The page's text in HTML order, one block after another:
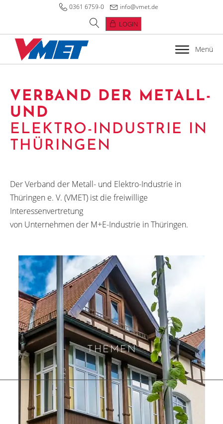
0361 6759-0 info@vmet.de
LOGIN
Menü
VERBAND DER METALL-
UND
ELEKTRO-INDUSTRIE IN
THÜRINGEN
Der Verband der Metall- und Elektro-Industrie in
Thüringen e. V. (VMET) ist die freiwillige
Interessenvertretung
von Unternehmen der M+E-Industrie in Thüringen.
THEMEN